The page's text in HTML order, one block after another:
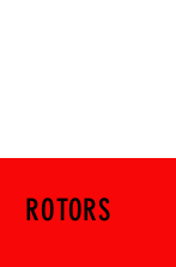
ROTORS